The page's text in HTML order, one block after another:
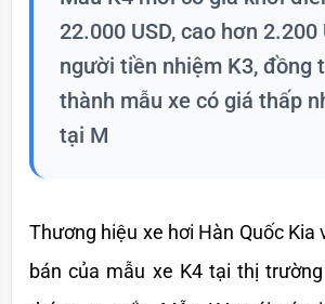
22.000 USD, cao hơn 2.200
người tiền nhiệm K3, đồng
thành mẫu xe có giá thấp
tại M
Thương hiệu xe hơi Hàn Quốc Kia
bán của mẫu xe K4 tại thị